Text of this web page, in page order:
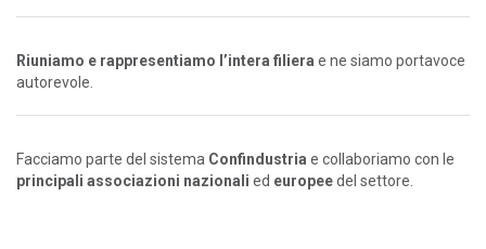
Riuniamo e rappresentiamo l’intera filiera e ne siamo portavoce
autorevole.
Facciamo parte del sistema Confindustria e collaboriamo con le
principali associazioni nazionali ed europeedel settore.